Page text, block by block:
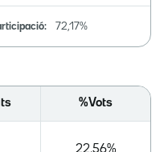
72,17%
%Vots
22,56%